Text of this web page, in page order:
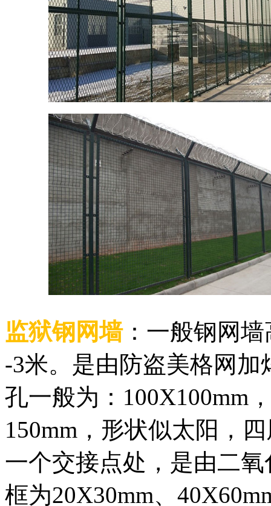
监狱钢网墙：一般钢网
-3米。是由防盗美格网
孔一般为：100X100mm
150mm，形状似太阳，
一个交接点处，是由二
框为20X30mm、